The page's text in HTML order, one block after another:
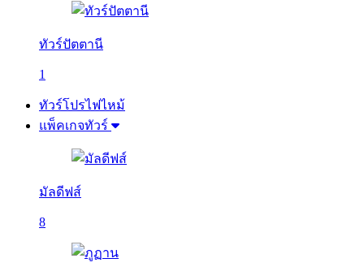
ทัวร์ปัตตานี
1
ทัวร์โปรไฟไหม้
แพ็คเกจทัวร์
มัลดีฟส์
8